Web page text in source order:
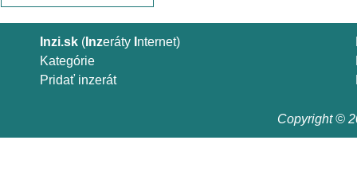
Inzi.sk ( Inzeráty nternet)
Kategórie
Pridať inzerát
Copyright ©